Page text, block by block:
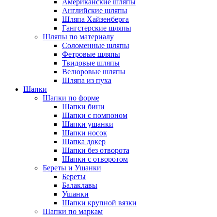
Американские шляпы
Английские шляпы
Шляпа Хайзенберга
Гангстерские шляпы
Шляпы по материалу
Соломенные шляпы
Фетровые шляпы
Твидовые шляпы
Велюровые шляпы
Шляпа из пуха
Шапки
Шапки по форме
Шапки бини
Шапки с помпоном
Шапки ушанки
Шапки носок
Шапка докер
Шапки без отворота
Шапки с отворотом
Береты и Ушанки
Береты
Балаклавы
Ушанки
Шапки крупной вязки
Шапки по маркам